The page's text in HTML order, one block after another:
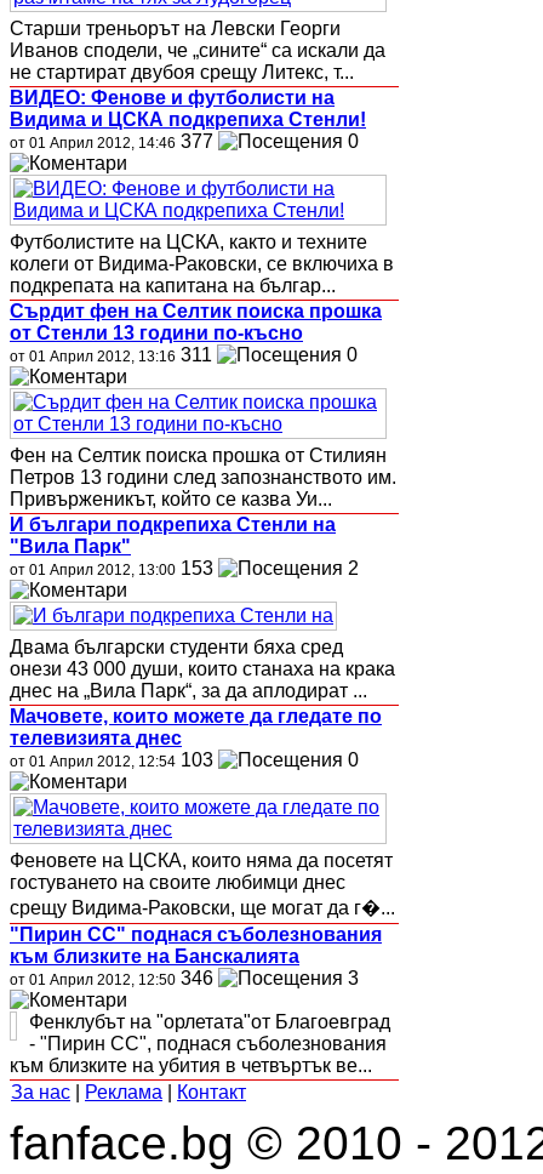
Старши треньорът на Левски Георги
Иванов сподели, че „сините“ са искали да
не стартират двубоя срещу Литекс, т...
ВИДЕО: Фенове и футболисти на
Видима и ЦСКА подкрепиха Стенли!
от 01 Април 2012, 14:46 377 0
Футболистите на ЦСКА, както и техните
колеги от Видима-Раковски, се включиха в
подкрепата на капитана на българ...
Сърдит фен на Селтик поиска прошка
от Стенли 13 години по-късно
от 01 Април 2012, 13:16 311 0
Фен на Селтик поиска прошка от Стилиян
Петров 13 години след запознанството им.
Привърженикът, който се казва Уи...
И българи подкрепиха Стенли на
"Вила Парк"
от 01 Април 2012, 13:00 153 2
Двама български студенти бяха сред
онези 43 000 души, които станаха на крака
днес на „Вила Парк“, за да аплодират ...
Мачовете, които можете да гледате по
телевизията днес
от 01 Април 2012, 12:54 103 0
Феновете на ЦСКА, които няма да посетят
гостуването на своите любимци днес
срещу Видима-Раковски, ще могат да г�...
"Пирин СС" поднася съболезнования
към близките на Банскалията
от 01 Април 2012, 12:50 346 3
Фенклубът на "орлетата"от Благоевград
- "Пирин СС", поднася съболезнования
към близките на убития в четвъртък ве...
За нас
Реклама Контакт
fanface.bg © 2010 -